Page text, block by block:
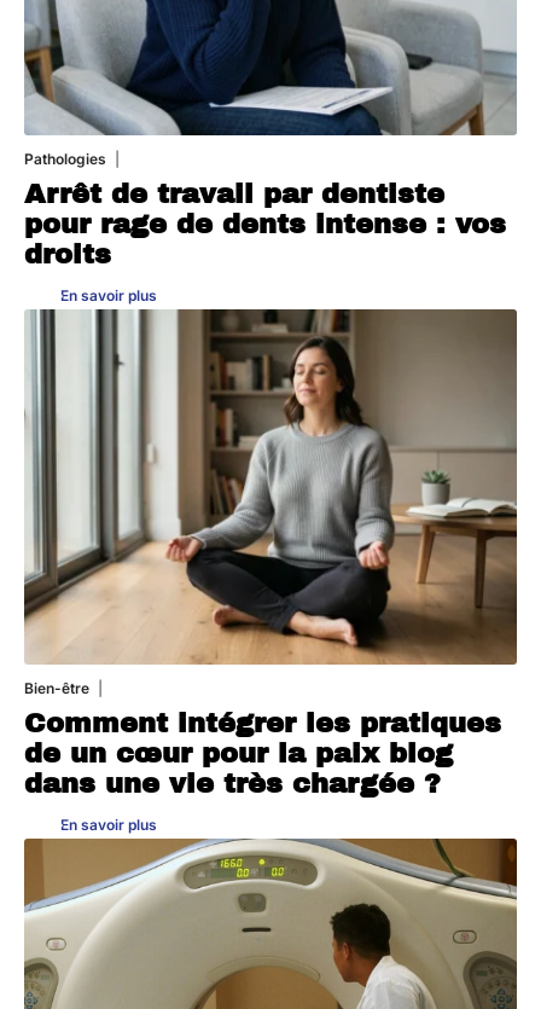
Pathologies
Arrêt de travail par dentiste
pour rage de dents intense : vos
droits
En savoir plus
Bien-être
Comment intégrer les pratiques
de un cœur pour la paix blog
dans une vie très chargée ?
En savoir plus